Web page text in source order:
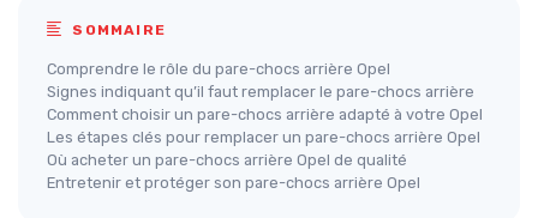
SOMMAIRE
Comprendre le rôle du pare-chocs arrière Opel
Signes indiquant qu’il faut remplacer le pare-chocs arrière
Comment choisir un pare-chocs arrière adapté à votre Opel
Les étapes clés pour remplacer un pare-chocs arrière Opel
Où acheter un pare-chocs arrière Opel de qualité
Entretenir et protéger son pare-chocs arrière Opel